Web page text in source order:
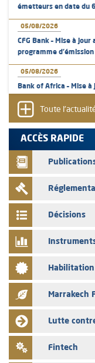
émetteurs en date du
05/08/2026
CFG Bank – Mise à
programme
05/08/2026
Bank of Africa – Mise
05/08/2026
L’AMMC met sur son
émetteurs en date du
04/08/2026
L’AMMC met sur son
émetteurs en date du
Saham Bank – Mise à
03/08/2026
L’AMMC met sur son
émetteurs en date du
03/08/2026
Liste des agréments et
mois de juillet 2026
03/08/2026
L' AMMC publie les
Toute
ACCÈS RAPIDE
Décisions
Marrakech
Lutte
Fintech